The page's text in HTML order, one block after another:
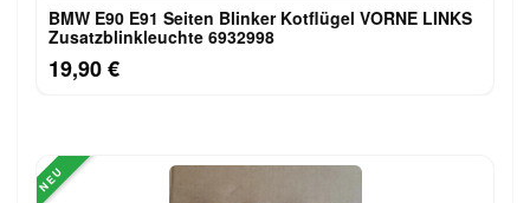
BMW E90 E91 Seiten Blinker Kotflügel VORNE LINKS
Zusatzblinkleuchte 6932998
19,90 €
NEU